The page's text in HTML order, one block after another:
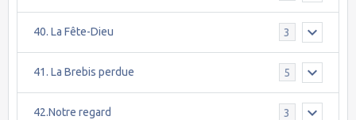
40. La Fête-Dieu 3
41. La Brebis perdue 5
42.Notre regard 3